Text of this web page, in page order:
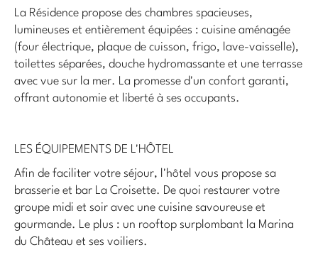
La Résidence propose des chambres spacieuses,
lumineuses et entièrement équipées : cuisine aménagée
(four électrique, plaque de cuisson, frigo, lave-vaisselle),
toilettes séparées, douche hydromassante et une terrasse
avec vue sur la mer. La promesse d'un confort garanti,
offrant autonomie et liberté à ses occupants.
LES ÉQUIPEMENTS DE L'HÔTEL
Afin de faciliter votre séjour, l'hôtel vous propose sa
brasserie et bar La Croisette. De quoi restaurer votre
groupe midi et soir avec une cuisine savoureuse et
gourmande. Le plus : un rooftop surplombant la Marina
du Château et ses voiliers.